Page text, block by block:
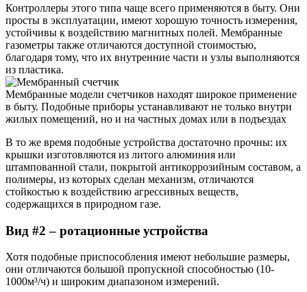
Контроллеры этого типа чаще всего применяются в быту. Они
просты в эксплуатации, имеют хорошую точность измерения,
устойчивы к воздействию магнитных полей. Мембранные
газометры также отличаются доступной стоимостью,
благодаря тому, что их внутренние части и узлы выполняются
из пластика.
Мембранные модели счетчиков находят широкое применение
в быту. Подобные приборы устанавливают не только внутри
жилых помещений, но и на частных домах или в подъездах
В то же время подобные устройства достаточно прочны: их
крышки изготовляются из литого алюминия или
штампованной стали, покрытой антикоррозийным составом, а
полимеры, из которых сделан механизм, отличаются
стойкостью к воздействию агрессивных веществ,
содержащихся в природном газе.
Вид #2 – ротационные устройства
Хотя подобные приспособления имеют небольшие размеры,
они отличаются большой пропускной способностью (10-
1000м³/ч) и широким диапазоном измерений.